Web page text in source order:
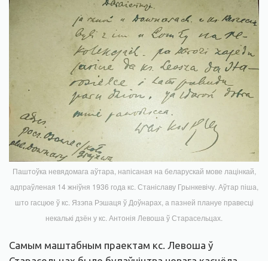
Паштоўка невядомага аўтара, напісаная на беларускай мове лацінкай,
адпраўленая 14 жніўня 1936 года кс. Станіславу Грынкевічу. Аўтар піша,
што гасцюе ў кс. Язэпа Рэшаця ў Доўнарах, а пазней плануе правесці
некалькі дзён у кс. Антонія Левоша ў Старасельцах.
Самым маштабным праектам кс. Левоша ў